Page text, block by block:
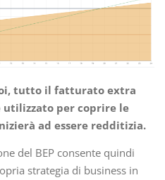
tutto il fatturato extra
utilizzato per coprire le
ad essere redditizia.
del BEP consente quindi
strategia di business in